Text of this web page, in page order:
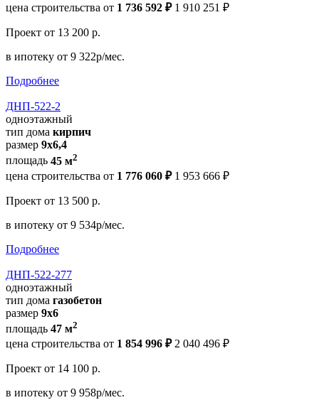
цена строительства от 1 736 592 ₽ 1 910 251 ₽
Проект от 13 200 р.
в ипотеку от 9 322р/мес.
Подробнее
ДНП-522-2
одноэтажный
тип дома кирпич
размер 9х6,4
площадь 45 м2
цена строительства от 1 776 060 ₽ 1 953 666 ₽
Проект от 13 500 р.
в ипотеку от 9 534р/мес.
Подробнее
ДНП-522-277
одноэтажный
тип дома газобетон
размер 9x6
площадь 47 м2
цена строительства от 1 854 996 ₽ 2 040 496 ₽
Проект от 14 100 р.
в ипотеку от 9 958р/мес.